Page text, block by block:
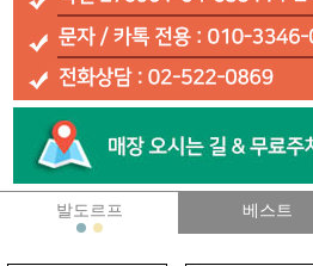
발도르프 베스트